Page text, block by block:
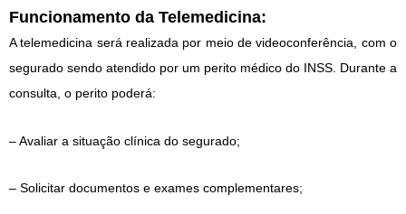
Funcionamento da Telemedicina:
A telemedicina será realizada por meio de videoconferência, com o
segurado sendo atendido por um perito médico do INSS. Durante a
consulta, o perito poderá:
– Avaliar a situação clínica do segurado;
– Solicitar documentos e exames complementares;